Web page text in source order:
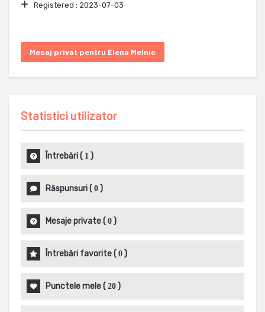
Registered : 2023-07-03
Mesaj privat pentru Elena Melnic
Statistici utilizator
Întrebări( 1 )
Răspunsuri( 0 )
Mesaje private( 0 )
Întrebări favorite( 0 )
Punctele mele( 20 )